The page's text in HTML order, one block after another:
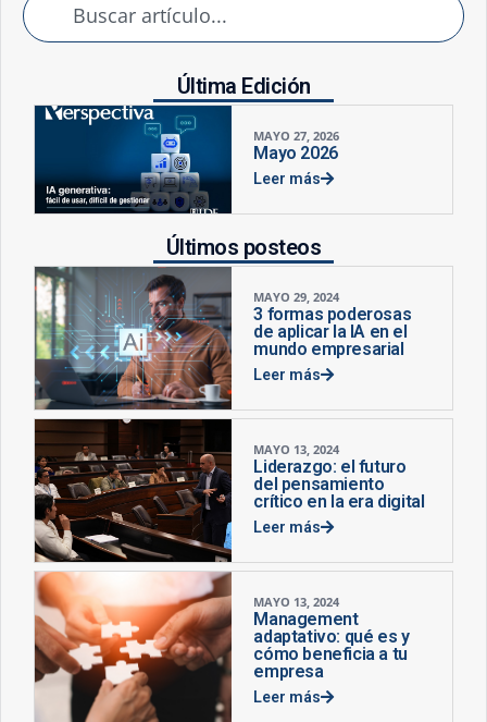
Última Edición
MAYO 27, 2026
Mayo 2026
Leer más
Últimos posteos
MAYO 29, 2024
3 formas poderosas
de aplicar la IA en el
mundo empresarial
Leer más
MAYO 13, 2024
Liderazgo: el futuro
del pensamiento
crítico en la era digital
Leer más
MAYO 13, 2024
Management
adaptativo: qué es y
cómo beneficia a tu
empresa
Leer más